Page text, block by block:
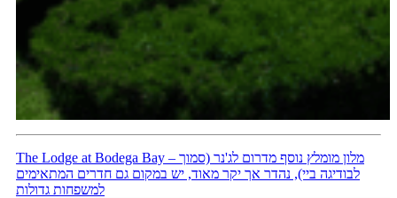
The Lodge at Bodega Bay – מלון מומלץ נוסף מדרום לג'נר (סמוך
לבודיגה ביי), נהדר אך יקר מאוד, יש במקום גם חדרים המתאימים
למשפחות גדולות